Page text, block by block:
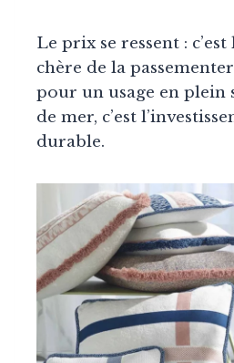
Le prix se ressent :
chère de la
pour un usage en
de mer, c’est
durable.